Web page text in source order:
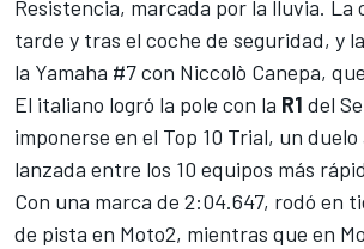
Resistencia, marcada por la lluvia. La
tarde y tras el coche de seguridad, y la
la Yamaha #7 con Niccolò Canepa,
El italiano logró la pole con la R1 del
imponerse en el Top 10 Trial, un
lanzada entre los 10 equipos más
Con una marca de 2:04.647, rodó en
de pista en Moto2, mientras que en